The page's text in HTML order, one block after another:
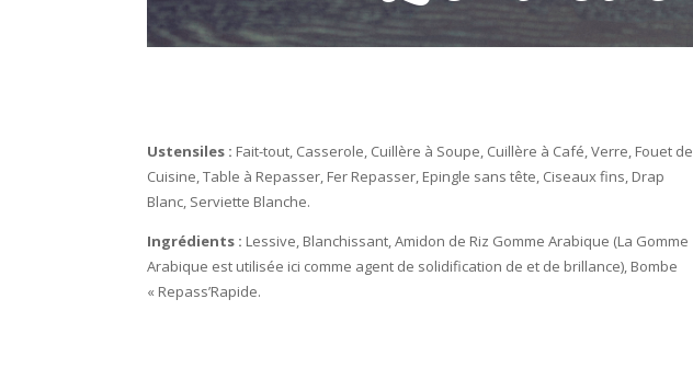
Ustensiles : Fait-tout, Casserole, Cuillère à Soupe, Cuillère à Café, Verre, Fouet de
Cuisine, Table à Repasser, Fer Repasser, Epingle sans tête, Ciseaux fins, Drap
Blanc, Serviette Blanche.
Ingrédients : Lessive, Blanchissant, Amidon de Riz Gomme Arabique (La Gomme
Arabique est utilisée ici comme agent de solidification de et de brillance), Bombe
« Repass’Rapide.